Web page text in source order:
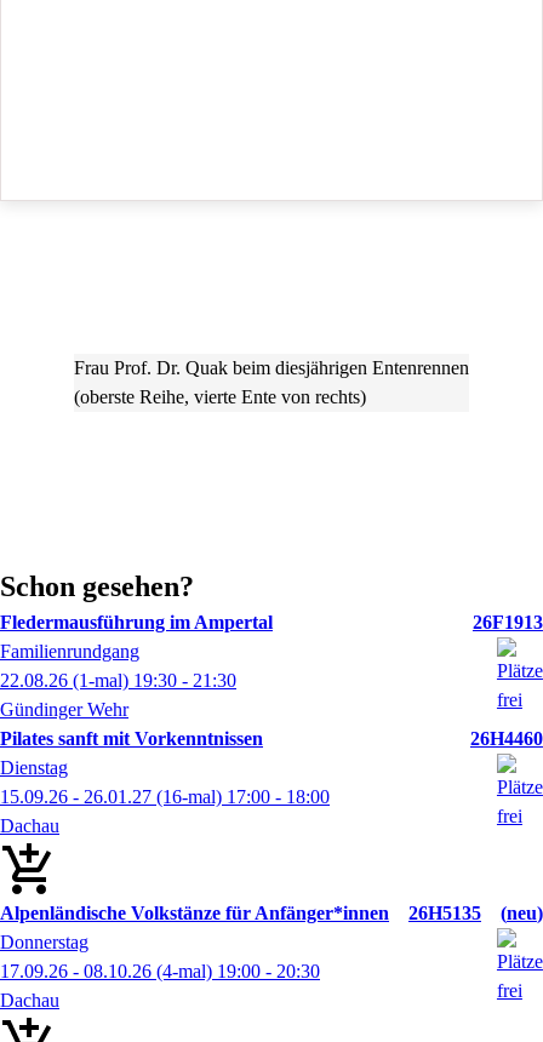
Frau Prof. Dr. Quak beim diesjährigen Entenrennen
(oberste Reihe, vierte Ente von rechts)
Schon gesehen?
Fledermausführung im Ampertal
26F1913
Familienrundgang
22.08.26 (1-mal) 19:30 - 21:30
Gündinger Wehr
Pilates sanft mit Vorkenntnissen
26H4460
Dienstag
15.09.26 - 26.01.27 (16-mal) 17:00 - 18:00
Dachau
Alpenländische Volkstänze für Anfänger*innen 26H5135
neu
Donnerstag
17.09.26 - 08.10.26 (4-mal) 19:00 - 20:30
Dachau